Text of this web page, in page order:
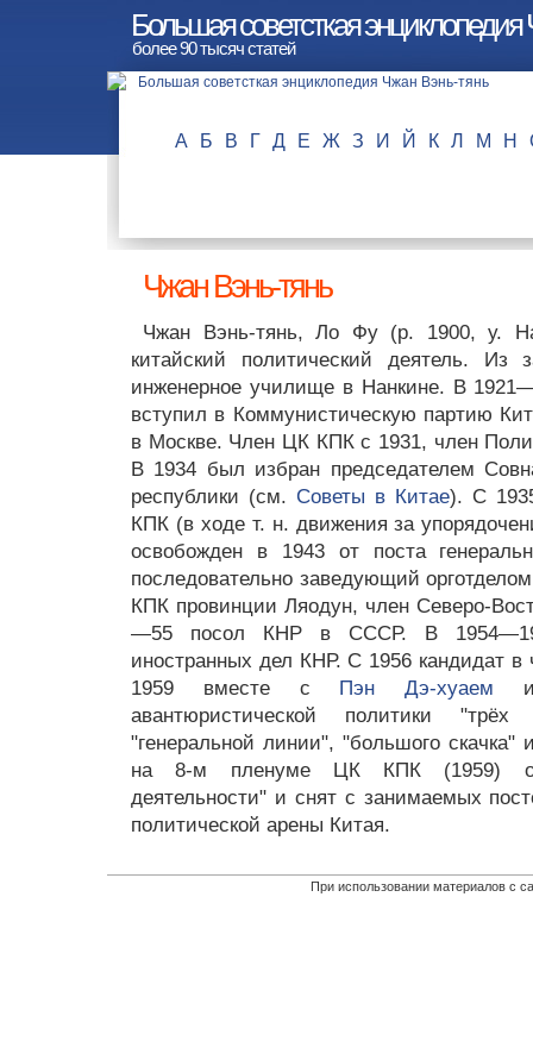
Большая советсткая
более 90 тысяч статей
А Б В Г Д Е Ж З И Й К Л М Н
Чжан Вэнь-тянь
Чжан Вэнь-тянь, Ло Фу (р. 1900, у.
китайский политический деятель. Из
инженерное училище в Нанкине. В
вступил в Коммунистическую партию
в Москве. Член ЦК КПК с 1931, член
В 1934 был избран председателем
республики (см. Советы в Китае). С
КПК (в ходе т. н. движения за
освобожден в 1943 от поста
последовательно заведующий
КПК провинции Ляодун, член Северо-
—55 посол КНР в СССР. В
иностранных дел КНР. С 1956 кандидат
1959 вместе с Пэн Дэ-хуаем и
авантюристической политики
"генеральной линии", "большого
на 8-м пленуме ЦК КПК (1959)
деятельности" и снят с занимаемых
политической арены Китая.
При использовании материалов с